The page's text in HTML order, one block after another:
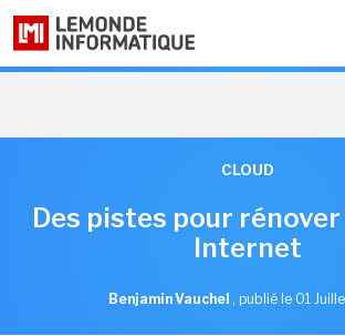
CLOUD
Des pistes pour
Internet
Benjamin Vauchel , publié le 01